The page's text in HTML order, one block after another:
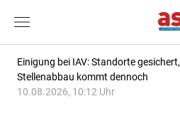
Einigung bei IAV: Standorte gesichert,
Stellenabbau kommt dennoch
10.08.2026, 10:12 Uhr